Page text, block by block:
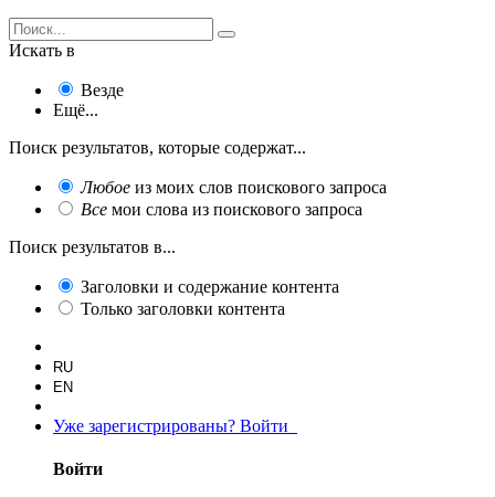
Искать в
Везде
Ещё...
Поиск результатов, которые содержат...
Любое из моих слов поискового запроса
Все мои слова из поискового запроса
Поиск результатов в...
Заголовки и содержание контента
Только заголовки контента
RU
EN
Уже зарегистрированы? Войти
Войти